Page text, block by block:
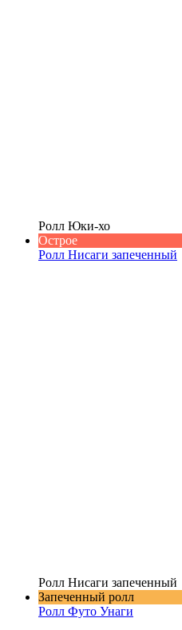
Ролл Юки-хо
Острое
Ролл Нисаги запеченный
Ролл Нисаги запеченный
Запеченный ролл
Ролл Футо Унаги